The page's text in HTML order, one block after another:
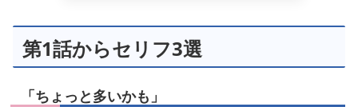
第1話からセリフ3選
「ちょっと多いかも」